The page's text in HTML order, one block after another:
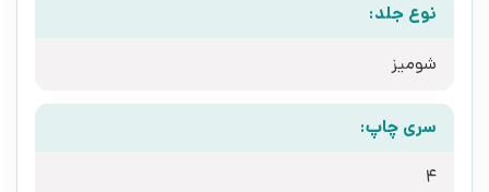
نوع جلد:
شومیز
سری چاپ:
4